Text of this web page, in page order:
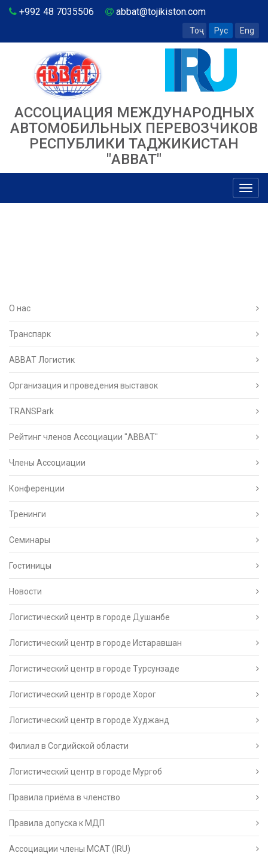
+992 48 7035506 abbat@tojikiston.com
Тоҷ Рус Eng
АССОЦИАЦИЯ МЕЖДУНАРОДНЫХ
АВТОМОБИЛЬНЫХ ПЕРЕВОЗЧИКОВ
РЕСПУБЛИКИ ТАДЖИКИСТАН
"ABBAT"
О нас
Транспарк
ABBAT Логистик
Организация и проведения выставок
TRANSPark
Рейтинг членов Ассоциации "АВВАТ"
Члены Ассоциации
Конференции
Тренинги
Семинары
Гостиницы
Новости
Логистический центр в городе Душанбе
Логистический центр в городе Истаравшан
Логистический центр в городе Турсунзаде
Логистический центр в городе Хорог
Логистический центр в городе Худжанд
Филиал в Согдийской области
Логистический центр в городе Мургоб
Правила приёма в членство
Правила допуска к МДП
Ассоциации члены МСАТ (IRU)